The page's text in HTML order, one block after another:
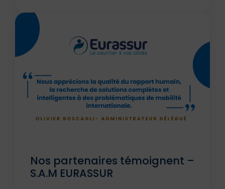
Nos partenaires témoignent –
S.A.M EURASSUR